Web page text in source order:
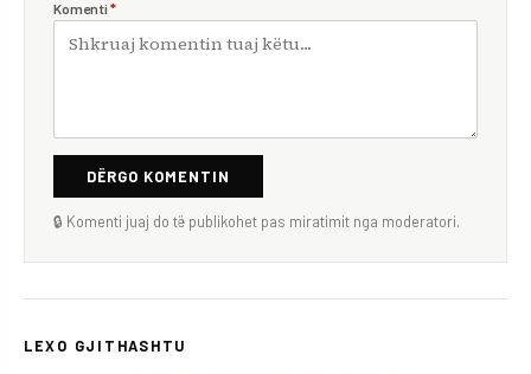
Komenti *
DËRGO KOMENTIN
🔒 Komenti juaj do të publikohet pas miratimit nga moderatori.
LEXO GJITHASHTU